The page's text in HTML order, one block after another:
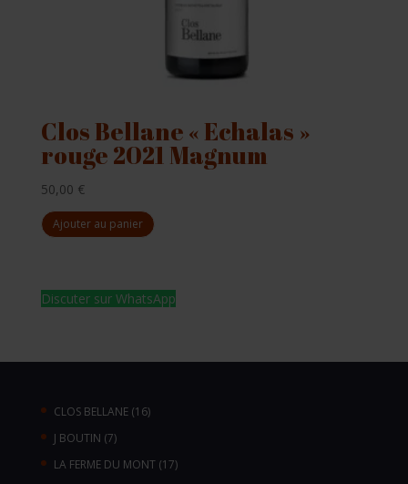
Clos Bellane « Echalas »
rouge 2021 Magnum
50,00 €
Ajouter au panier
Discuter sur WhatsApp
CLOS BELLANE 1616
J BOUTIN 77
produits
LA FERME DU MONT 1717